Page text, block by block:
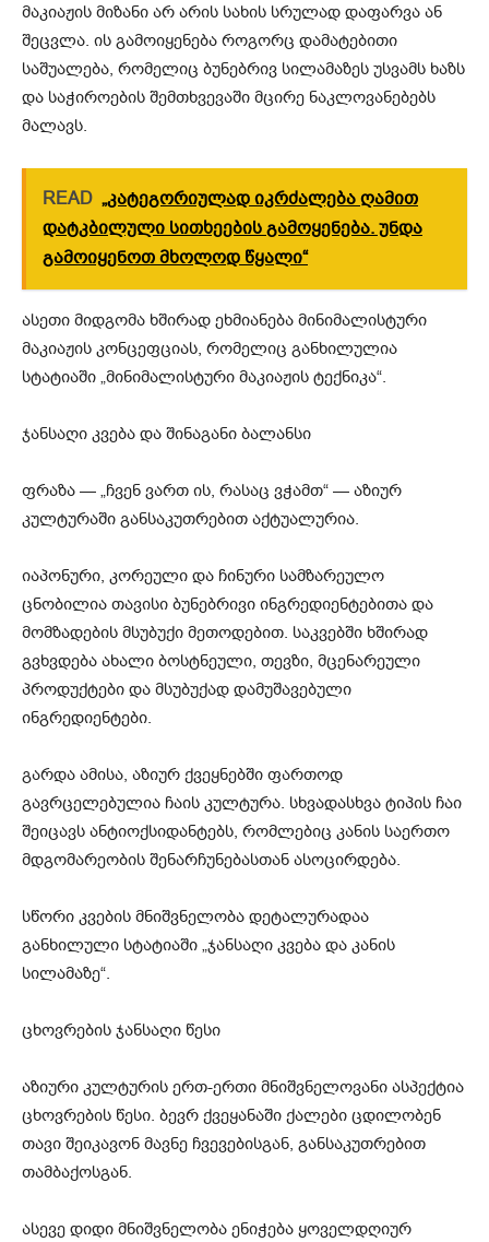
მაკიაჟის მიზანი არ არის სახის სრულად დაფარვა ან
შეცვლა. ის გამოიყენება როგორც დამატებითი
საშუალება, რომელიც ბუნებრივ სილამაზეს უსვამს ხაზს
და საჭიროების შემთხვევაში მცირე ნაკლოვანებებს
მალავს.
READ „კატეგორიულად იკრძალება ღამით
დატკბილული სითხეების გამოყენება. უნდა
გამოიყენოთ მხოლოდ წყალი“
ასეთი მიდგომა ხშირად ეხმიანება მინიმალისტური
მაკიაჟის კონცეფციას, რომელიც განხილულია
სტატიაში „მინიმალისტური მაკიაჟის ტექნიკა“.
ჯანსაღი კვება და შინაგანი ბალანსი
ფრაზა — „ჩვენ ვართ ის, რასაც ვჭამთ“ — აზიურ
კულტურაში განსაკუთრებით აქტუალურია.
იაპონური, კორეული და ჩინური სამზარეულო
ცნობილია თავისი ბუნებრივი ინგრედიენტებითა და
მომზადების მსუბუქი მეთოდებით. საკვებში ხშირად
გვხვდება ახალი ბოსტნეული, თევზი, მცენარეული
პროდუქტები და მსუბუქად დამუშავებული
ინგრედიენტები.
გარდა ამისა, აზიურ ქვეყნებში ფართოდ
გავრცელებულია ჩაის კულტურა. სხვადასხვა ტიპის ჩაი
შეიცავს ანტიოქსიდანტებს, რომლებიც კანის საერთო
მდგომარეობის შენარჩუნებასთან ასოცირდება.
სწორი კვების მნიშვნელობა დეტალურადაა
განხილული სტატიაში „ჯანსაღი კვება და კანის
სილამაზე“.
ცხოვრების ჯანსაღი წესი
აზიური კულტურის ერთ-ერთი მნიშვნელოვანი ასპექტია
ცხოვრების წესი. ბევრ ქვეყანაში ქალები ცდილობენ
თავი შეიკავონ მავნე ჩვევებისგან, განსაკუთრებით
თამბაქოსგან.
ასევე დიდი მნიშვნელობა ენიჭება ყოველდღიურ